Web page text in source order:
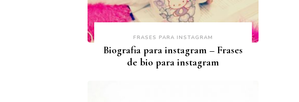
FRASES PARA INSTAGRAM
Biografia para instagram – Frases
de bio para instagram